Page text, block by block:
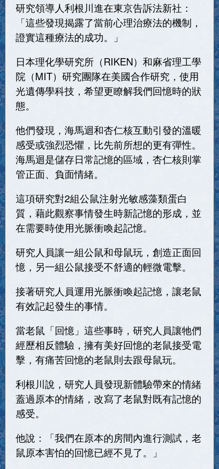
研究領導人利根川進在東京告訴法新社：
「這些發現揭露了當前心理治療法的機制，
證實這種療法的成功。」
日本理化學研究所（RIKEN）和麻省理工學
院（MIT）研究團隊在美國合作研究，使用
光遺傳學科技，希望更瞭解我們回憶時的狀
態。
他們發現，海馬迴和杏仁核互動引發的溫暖
感受或強烈恐懼，比先前所想的更有彈性。
海馬迴是儲存日常記憶的區域，杏仁核則掌
管正面、負面情緒。
這項研究對2組公鼠注射光敏感藻類蛋白
質，藉此觀察事情發生時新記憶的形成，並
在需要時使用光脈衝喚起記憶。
研究人員讓一組公鼠和母鼠玩，創造正面回
憶，另一組公鼠接受不舒適的輕微電擊。
接著研究人員運用光脈衝喚起記憶，讓老鼠
有效記起發生的事情。
當老鼠「回憶」這些事時，研究人員讓牠們
經歷相反體驗，擁有美好回憶的老鼠接受電
擊，有痛苦回憶的老鼠則去跟母鼠玩。
利根川說，研究人員發現新體驗帶來的情緒
蓋過原本的情緒，改寫了老鼠對既有記憶的
感受。
他說：「我們在原本的房間內進行測試，老
鼠原本害怕的回憶已經不見了。」